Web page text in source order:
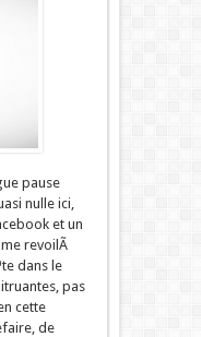
pause
nulle ici,
et un
revoilÃ
dans le
pas
cette
de